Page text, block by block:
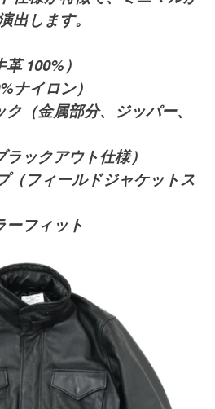
出します。
100%）
ナイロン）
（金属部分、ジッパー、
ックアウト仕様）
（フィールドジャケットス
ーフィット